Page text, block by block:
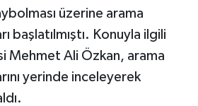
üzerine arama
başlatılmıştı. Konuyla ilgili
Mehmet Ali Özkan, arama
yerinde inceleyerek